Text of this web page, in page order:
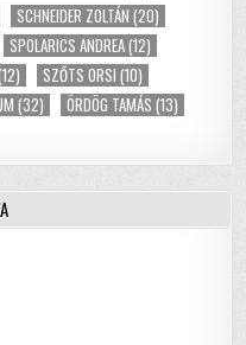
SCHNEIDER ZOLTÁN (20)
SPOLARICS ANDREA(12)
SZŐTS ORSI (10)
(32) ÖRDÖG TAMÁS (13)